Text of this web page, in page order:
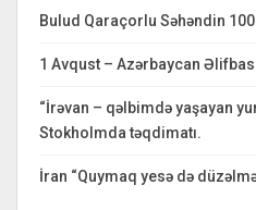
Bulud Qaraçorlu Səhəndin
1 Avqust – Azərbaycan
“İrəvan – qəlbimdə yaşayan
Stokholmda təqdimatı.
İran “Quymaq yesə də